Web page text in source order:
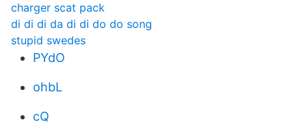
charger scat pack
di di di da di di do do song
stupid swedes
PYdO
ohbL
cQ